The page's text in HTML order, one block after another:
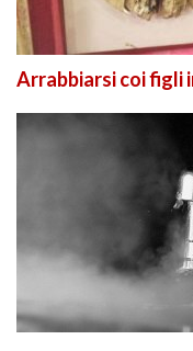
Arrabbiarsi coi figli